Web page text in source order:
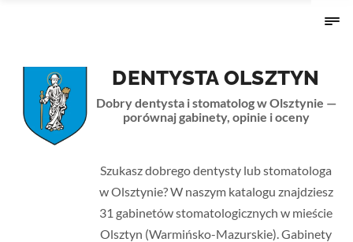
DENTYSTA OLSZTYN
Dobry dentysta i stomatolog w Olsztynie —
porównaj gabinety, opinie i oceny
Szukasz dobrego dentysty lub stomatologa
w Olsztynie? W naszym katalogu znajdziesz
31 gabinetów stomatologicznych w mieście
Olsztyn (Warmińsko-Mazurskie). Gabinety